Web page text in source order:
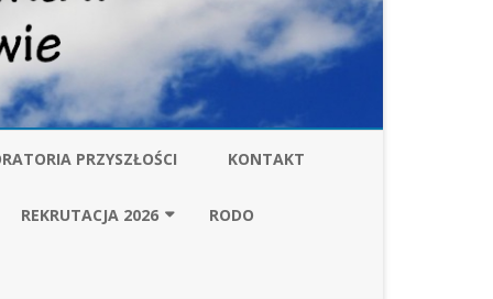
PRZYSZŁOŚCI KONTAKT
REKRUTACJA 2026 RODO